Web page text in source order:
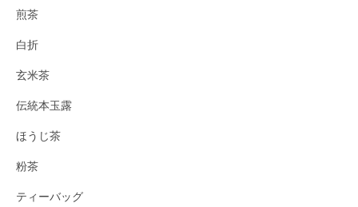
煎茶
白折
玄米茶
伝統本玉露
ほうじ茶
粉茶
ティーバッグ